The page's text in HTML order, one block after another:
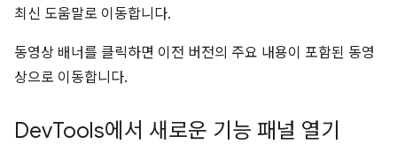
최신 도움말로 이동합니다.
동영상 배너를 클릭하면 이전 버전의 주요 내용이 포함된 동영
상으로 이동합니다.
DevTools에서 새로운 기능 패널 열기